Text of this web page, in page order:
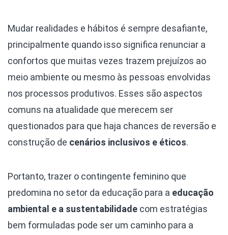
Mudar realidades e hábitos é sempre desafiante,
principalmente quando isso significa renunciar a
confortos que muitas vezes trazem prejuízos ao
meio ambiente ou mesmo às pessoas envolvidas
nos processos produtivos. Esses são aspectos
comuns na atualidade que merecem ser
questionados para que haja chances de reversão e
construção de cenários inclusivos e éticos.
Portanto, trazer o contingente feminino que
predomina no setor da educação para a educação
ambiental e a sustentabilidade com estratégias
bem formuladas pode ser um caminho para a